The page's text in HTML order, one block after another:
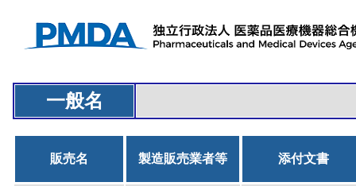
一般名
販売名 製造販売業者等 添付文書